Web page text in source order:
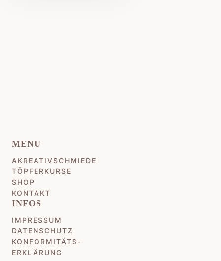
MENU
AKREATIVSCHMIEDE
TÖPFERKURSE
SHOP
KONTAKT
INFOS
IMPRESSUM
DATENSCHUTZ
KONFORMITÄTS-
ERKLÄRUNG